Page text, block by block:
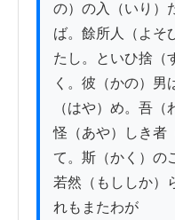
の）の入（いり）
ば。餘所人（よそ
たし。といひ捨（
く。彼（かの）男
（はや）め。吾（
怪（あや）しき者
て。斯（かく）の
若然（もししか）
れもまたわが